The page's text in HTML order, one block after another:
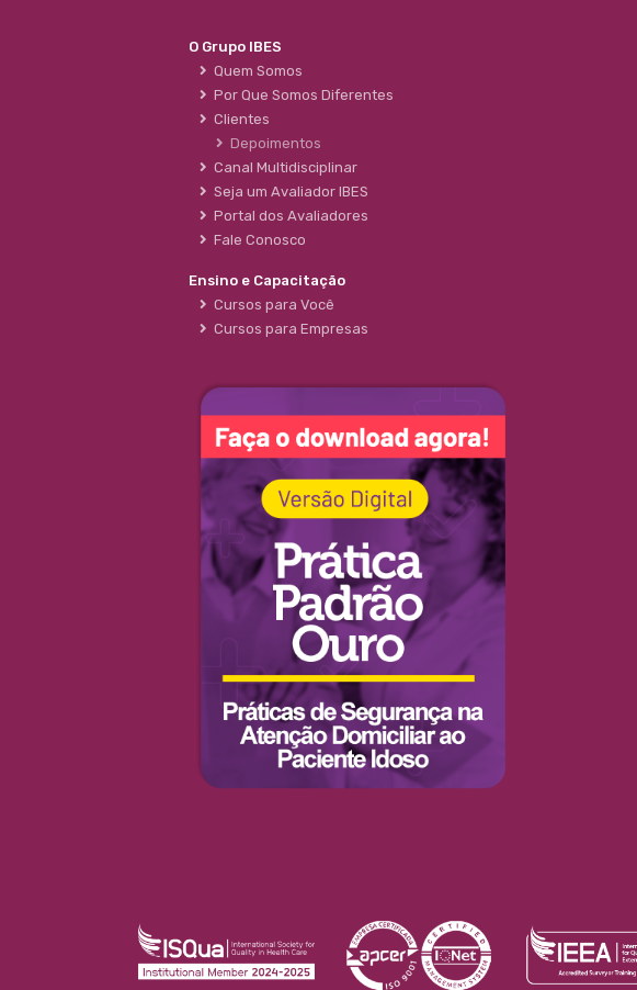
O Grupo IBES
Quem Somos
Por Que Somos Diferentes
Clientes
Depoimentos
Canal Multidisciplinar
Seja um Avaliador IBES
Portal dos Avaliadores
Fale Conosco
Ensino e Capacitação
Cursos para Você
Cursos para Empresas